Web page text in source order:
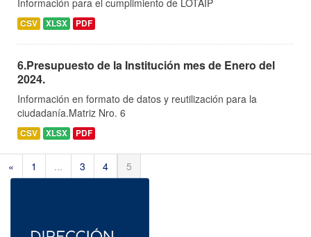
CSV XLSX PDF
6.Presupuesto de la Institución mes de Enero del
2024.
Información en formato de datos y reutilización para la
ciudadanía.Matriz Nro. 6
CSV XLSX PDF
« 1 ... 3 4 5